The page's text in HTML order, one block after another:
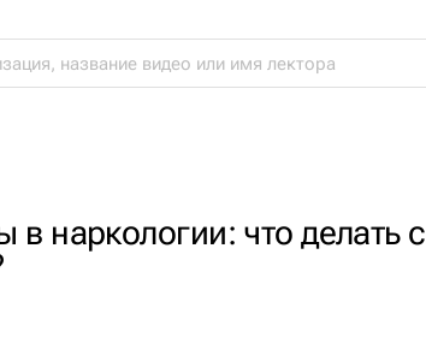
наркологии: что делать с